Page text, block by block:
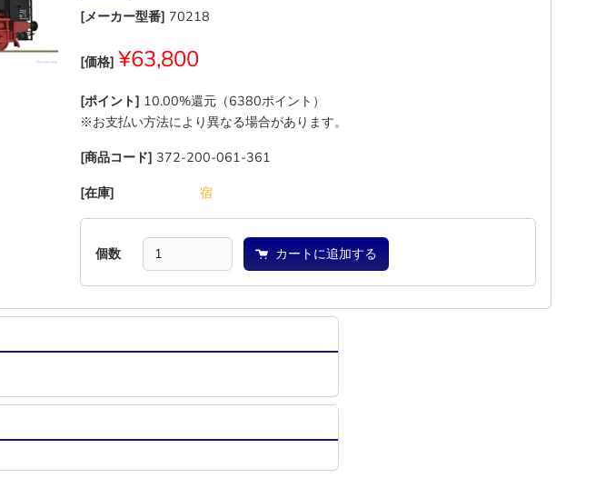
[メーカー型番] 70218
[価格] ¥63,800
[ポイント] 10.00%還元（6380ポイント）
※お支払い方法により異なる場合があります。
[商品コード] 372-200-061-361
[在庫]
宿
個数 カートに追加する